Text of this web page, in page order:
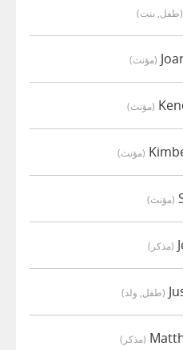
(طفل, بنت)
(مؤنث)
(مؤنث)
(مؤنث)
(مؤنث)
(مذكر)
(طفل, ولد)
(مذكر)